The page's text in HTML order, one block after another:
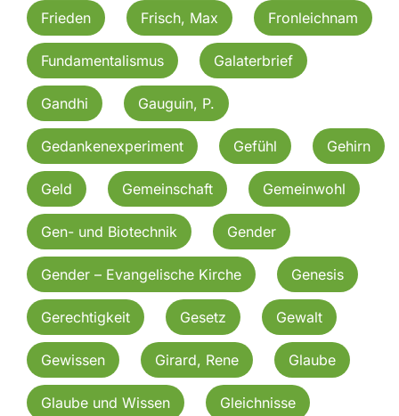
Frieden Frisch, Max Fronleichnam
Fundamentalismus Galaterbrief
Gandhi Gauguin, P.
Gedankenexperiment Gefühl Gehirn
Geld Gemeinschaft Gemeinwohl
Gen- und Biotechnik Gender
Gender – Evangelische Kirche Genesis
Gerechtigkeit Gesetz Gewalt
Gewissen Girard, Rene Glaube
Glaube und Wissen Gleichnisse